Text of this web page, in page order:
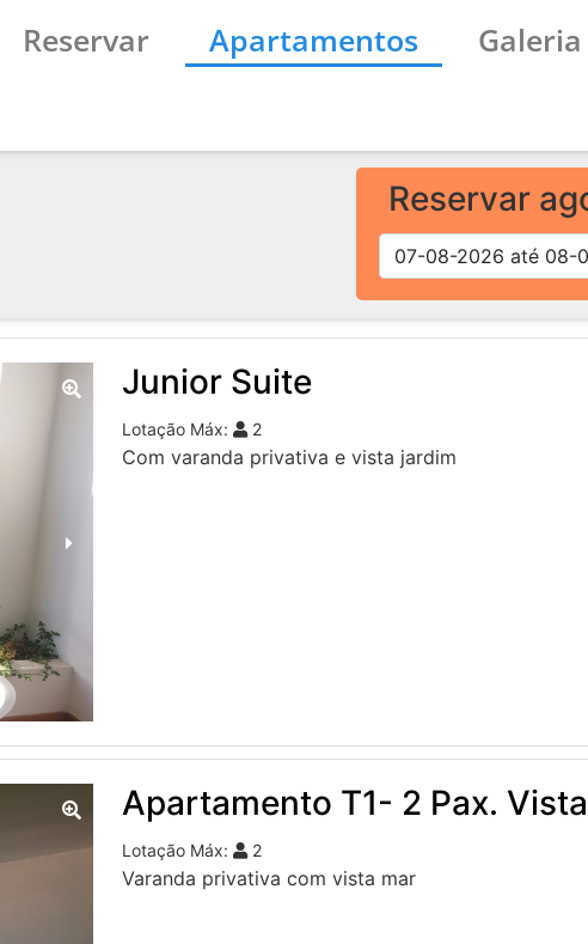
Reservar Apartamentos Galeria
Reservar
Junior Suite
Lotação Máx: 2
Com varanda privativa e vista jardim
Apartamento T1- 2 Pax.
Lotação Máx: 2
Varanda privativa com vista mar